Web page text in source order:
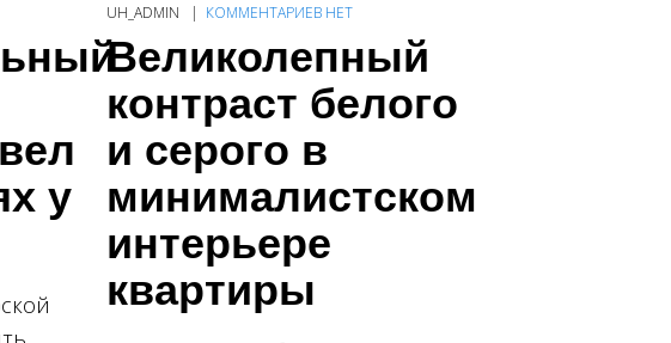
у
UH_ADMIN КОММЕНТАРИЕВ НЕТ
Великолепный
контраст белого
и серого в
минималистском
интерьере
квартиры